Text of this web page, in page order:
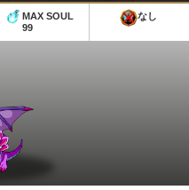
MAX SOUL
99
なし